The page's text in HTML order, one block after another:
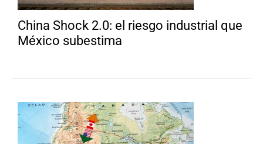
China Shock 2.0: el riesgo industrial que
México subestima